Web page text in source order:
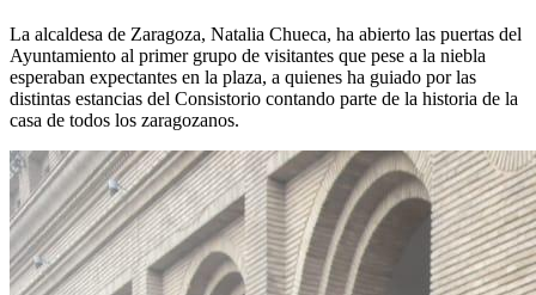
La alcaldesa de Zaragoza, Natalia Chueca, ha abierto las puertas del
Ayuntamiento al primer grupo de visitantes que pese a la niebla
esperaban expectantes en la plaza, a quienes ha guiado por las
distintas estancias del Consistorio contando parte de la historia de la
casa de todos los zaragozanos.